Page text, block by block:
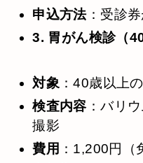
申込方法：​受診券
3. 胃がん検診（
対象：​40歳以上
検査内容 ：​バリ
撮影
費用 ：​1,200円（